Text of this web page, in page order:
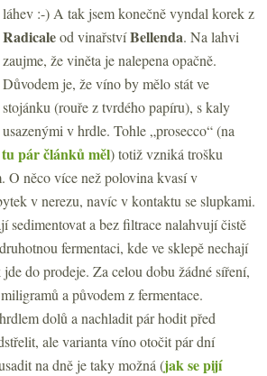
láhev :-) A tak jsem konečně vyndal korek z
Radicaleod vinařstvíBellenda. Na lahvi
zaujme, že viněta je nalepena opačně.
Důvodem je, že víno by mělo stát ve
stojánku (rouře z tvrdého papíru), s kaly
usazenými v hrdle. Tohle „prosecco“ (na
pár článků měl) totiž vzniká trošku
O něco více než polovina kvasí v
v nerezu, navíc v kontaktu se slupkami.
sedimentovat a bez filtrace nalahvují čistě
fermentaci, kde ve sklepě nechají
do prodeje. Za celou dobu žádné síření,
a původem z fermentace.
dolů a nachladit pár hodit před
ale varianta víno otočit pár dní
na dně je taky možná (jak se pijí